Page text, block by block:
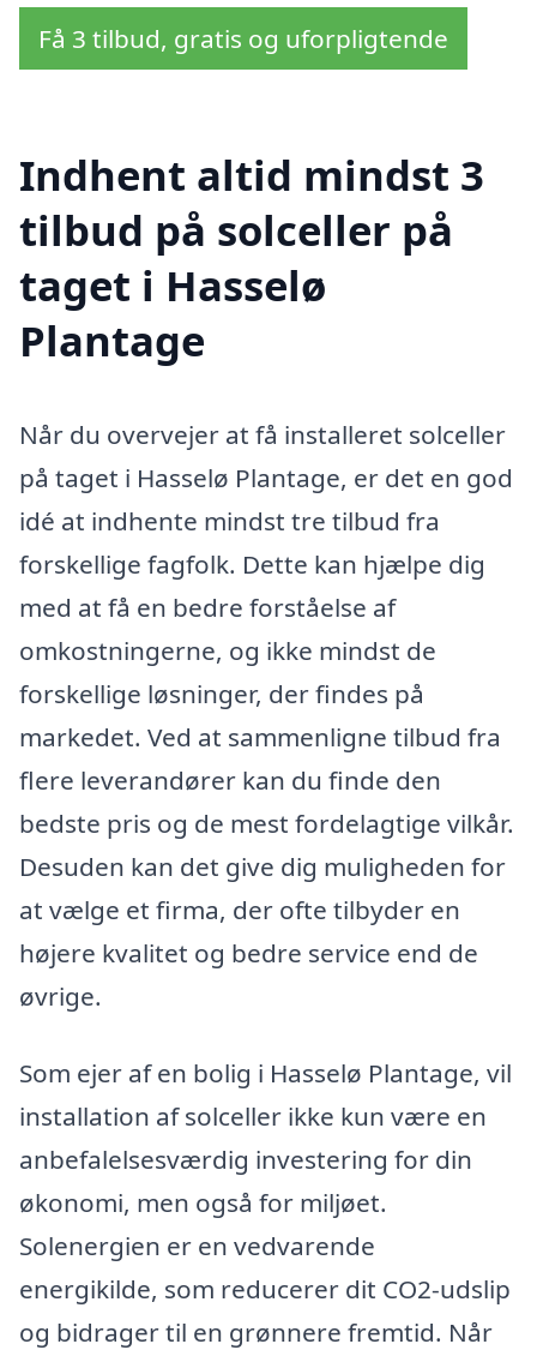
Få 3 tilbud, gratis og uforpligtende
Indhent altid mindst 3
tilbud på solceller på
taget i Hasselø
Plantage
Når du overvejer at få installeret solceller
på taget i Hasselø Plantage, er det en god
idé at indhente mindst tre tilbud fra
forskellige fagfolk. Dette kan hjælpe dig
med at få en bedre forståelse af
omkostningerne, og ikke mindst de
forskellige løsninger, der findes på
markedet. Ved at sammenligne tilbud fra
flere leverandører kan du finde den
bedste pris og de mest fordelagtige vilkår.
Desuden kan det give dig muligheden for
at vælge et firma, der ofte tilbyder en
højere kvalitet og bedre service end de
øvrige.
Som ejer af en bolig i Hasselø Plantage, vil
installation af solceller ikke kun være en
anbefalelsesværdig investering for din
økonomi, men også for miljøet.
Solenergien er en vedvarende
energikilde, som reducerer dit CO2-udslip
og bidrager til en grønnere fremtid. Når